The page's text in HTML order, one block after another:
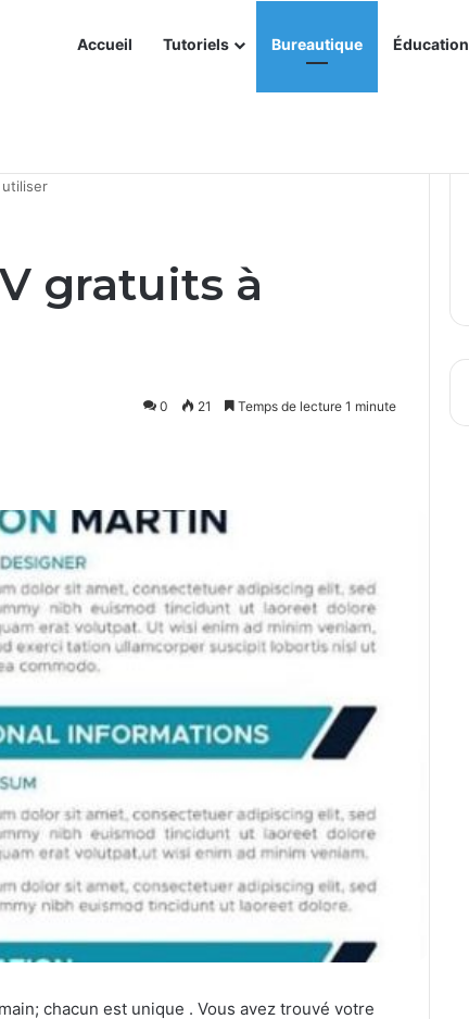
Accueil Tutoriels Bureautique Éducation
gratuits à
0 21 Temps de lecture 1 minute
chacun est unique . Vous avez trouvé votre